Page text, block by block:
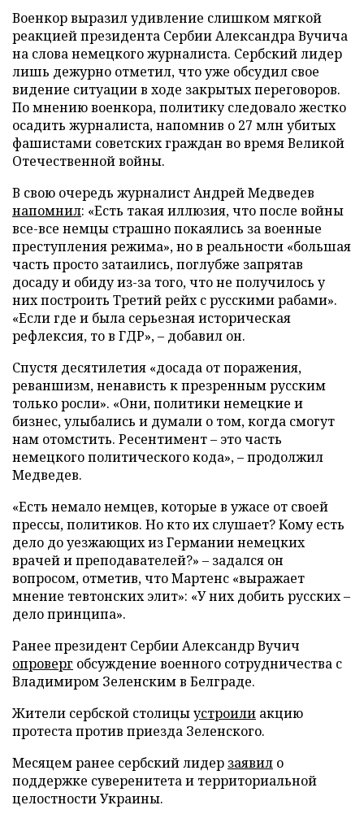
Военкор выразил удивление слишком мягкой
реакцией президента Сербии Александра Вучича
на слова немецкого журналиста. Сербский лидер
лишь дежурно отметил, что уже обсудил свое
видение ситуации в ходе закрытых переговоров.
По мнению военкора, политику следовало жестко
осадить журналиста, напомнив о 27 млн убитых
фашистами советских граждан во время Великой
Отечественной войны.
В свою очередь журналист Андрей Медведев
напомнил: «Есть такая иллюзия, что после войны
все-все немцы страшно покаялись за военные
преступления режима», но в реальности «большая
часть просто затаились, поглубже запрятав
досаду и обиду из-за того, что не получилось у
них построить Третий рейх с русскими рабами».
«Если где и была серьезная историческая
рефлексия, то в ГДР», – добавил он.
Спустя десятилетия «досада от поражения,
реваншизм, ненависть к презренным русским
только росли». «Они, политики немецкие и
бизнес, улыбались и думали о том, когда смогут
нам отомстить. Ресентимент – это часть
немецкого политического кода», – продолжил
Медведев.
«Есть немало немцев, которые в ужасе от своей
прессы, политиков. Но кто их слушает? Кому есть
дело до уезжающих из Германии немецких
врачей и преподавателей?» – задался он
вопросом, отметив, что Мартенс «выражает
мнение тевтонских элит»: «У них добить русских –
дело принципа».
Ранее президент Сербии Александр Вучич
опроверг обсуждение военного сотрудничества с
Владимиром Зеленским в Белграде.
Жители сербской столицыустроили акцию
протеста против приезда Зеленского.
Месяцем ранее сербский лидер заявил о
поддержке суверенитета и территориальной
целостности Украины.